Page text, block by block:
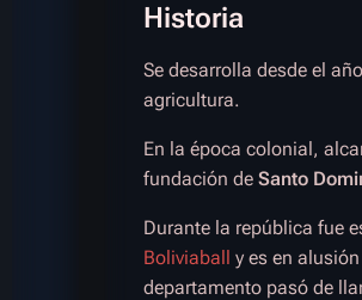
Historia
Se desarrolla desde el
agricultura.
En la época colonial,
fundación de Santo
Durante la república fue
Boliviaball y es en
departamento pasó de